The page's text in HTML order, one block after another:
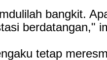
bangkit.
berdatangan,"
tetap